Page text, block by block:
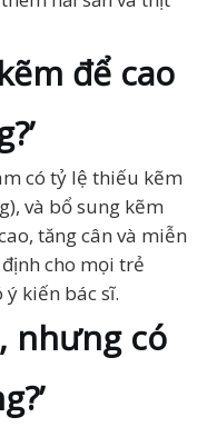
để cao
có tỷ lệ thiếu kẽm
và bổ sung kẽm
tăng cân và miễn
cho mọi trẻ
kiến bác sĩ.
nhưng có